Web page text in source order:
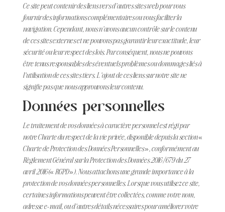
Ce site peut contenir des liens vers d’autres sites web pour vous
fournir des informations complémentaires ou vous faciliter la
navigation. Cependant, nous n’avons aucun contrôle sur le contenu
de ces sites externes et ne pouvons pas garantir leur exactitude, leur
sécurité ou leur respect des lois. Par conséquent, nous ne pouvons
être tenus responsables des éventuels problèmes ou dommages liés à
l’utilisation de ces sites tiers. L’ajout de ces liens sur notre site ne
signifie pas que nous approuvons leur contenu.
Données personnelles
Le traitement de vos données à caractère personnel est régi par
notre Charte du respect de la vie privée, disponible depuis la section «
Charte de Protection des Données Personnelles », conformément au
Règlement Général sur la Protection des Données 2016/679 du 27
avril 2016 (« RGPD »). Nous attachons une grande importance à la
protection de vos données personnelles. Lorsque vous utilisez ce site,
certaines informations peuvent être collectées, comme votre nom,
adresse e-mail, ou d’autres détails nécessaires pour améliorer votre